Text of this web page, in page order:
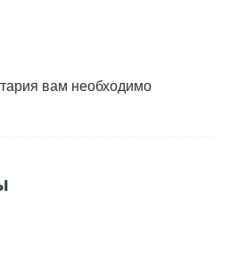
вам необходимо